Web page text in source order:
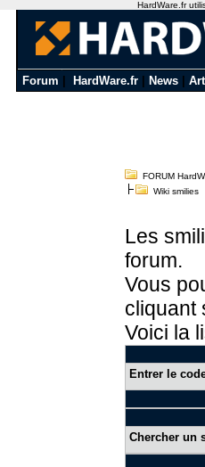
Forum HardWare.fr News
FORUM
Wiki smilies
Les
forum.
Vous
cliquant
Voici la
Entrer le
Chercher un
HardWare.fr